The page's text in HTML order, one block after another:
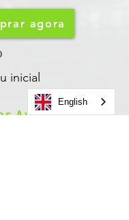
agora
inicial
Aves
English